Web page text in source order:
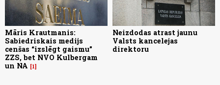
Māris Krautmanis:
Sabiedriskais medijs
cenšas “izslēgt gaismu”
ZZS, bet NVO Kulbergam
un NA
1
Neizdodas atrast jaunu
Valsts kancelejas
direktoru